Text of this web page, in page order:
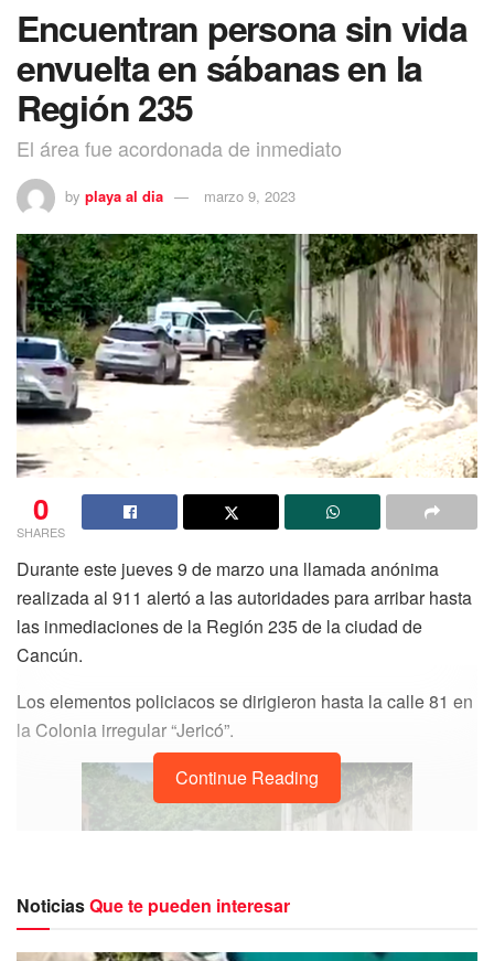
Encuentran persona sin vida
envuelta en sábanas en la
Región 235
El área fue acordonada de inmediato
by playa al dia marzo 9, 2023
0
SHARES
Durante este jueves 9 de marzo una llamada anónima
realizada al 911 alertó a las autoridades para arribar hasta
las inmediaciones de la Región 235 de la ciudad de
Cancún.
Los elementos policiacos se dirigieron hasta la calle 81 en
la Colonia irregular “Jericó”.
Continue Reading
NoticiasQue te pueden interesar